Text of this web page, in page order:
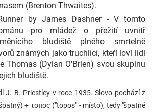
(Brenton Thwaites).
by James Dashner - V tomto
pro mládež o přežití uvnitř
bludiště plného smrtelně
známých jako truchlící, kteří loví lidi
Thomas (Dylan O'Brien) svou skupinu
bludiště.
J. B. Priestley v roce 1935. Slovo pochází z
+ τοπος ("topos" - místo), tedy "špatné